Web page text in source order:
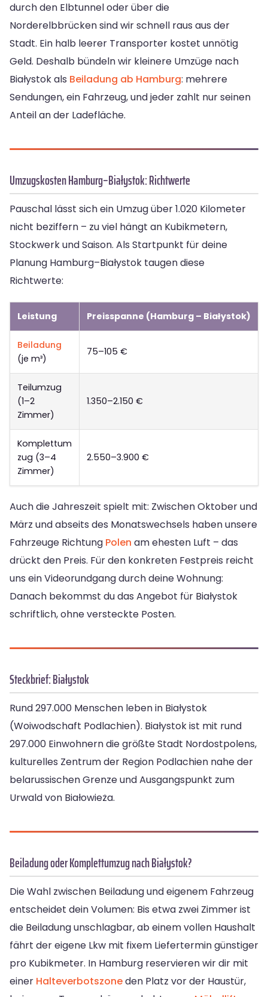
durch den Elbtunnel oder über die
Norderelbbrücken sind wir schnell raus aus der
Stadt. Ein halb leerer Transporter kostet unnötig
Geld. Deshalb bündeln wir kleinere Umzüge nach
Białystok als Beiladung ab Hamburg: mehrere
Sendungen, ein Fahrzeug, und jeder zahlt nur seinen
Anteil an der Ladefläche.
Umzugskosten Hamburg–Białystok: Richtwerte
Pauschal lässt sich ein Umzug über 1.020 Kilometer
nicht beziffern – zu viel hängt an Kubikmetern,
Stockwerk und Saison. Als Startpunkt für deine
Planung Hamburg–Białystok taugen diese
Richtwerte:
Leistung Preisspanne (Hamburg – Białystok)
Beiladung
(je m³)
75–105 €
Teilumzug
(1–2
Zimmer)
1.350–2.150 €
Komplettum
zug (3–4
Zimmer)
2.550–3.900 €
Auch die Jahreszeit spielt mit: Zwischen Oktober und
März und abseits des Monatswechsels haben unsere
Fahrzeuge Richtung Polen am ehesten Luft – das
drückt den Preis. Für den konkreten Festpreis reicht
uns ein Videorundgang durch deine Wohnung:
Danach bekommst du das Angebot für Białystok
schriftlich, ohne versteckte Posten.
Steckbrief: Białystok
Rund 297.000 Menschen leben in Białystok
(Woiwodschaft Podlachien). Białystok ist mit rund
297.000 Einwohnern die größte Stadt Nordostpolens,
kulturelles Zentrum der Region Podlachien nahe der
belarussischen Grenze und Ausgangspunkt zum
Urwald von Białowieża.
Beiladung oder Komplettumzug nach Białystok?
Die Wahl zwischen Beiladung und eigenem Fahrzeug
entscheidet dein Volumen: Bis etwa zwei Zimmer ist
die Beiladung unschlagbar, ab einem vollen Haushalt
fährt der eigene Lkw mit fixem Liefertermin günstiger
pro Kubikmeter. In Hamburg reservieren wir dir mit
einer Halteverbotszoneden Platz vor der Haustür,